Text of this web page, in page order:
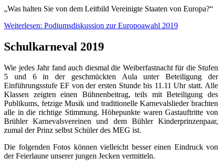
„Was halten Sie von dem Leitbild Vereinigte Staaten von Europa?“
Weiterlesen: Podiumsdiskussion zur Europoawahl 2019
Schulkarneval 2019
Wie jedes Jahr fand auch diesmal die Weiberfastnacht für die Stufen
5 und 6 in der geschmückten Aula unter Beteiligung der
Einführungsstufe EF von der ersten Stunde bis 11.11 Uhr statt. Alle
Klassen zeigten einen Bühnenbeitrag, teils mit Beteiligung des
Publikums, fetzige Musik und traditionelle Karnevalslieder brachten
alle in die richtige Stimmung. Höhepunkte waren Gastauftritte von
Brühler Karnevalsvereinen und dem Bühler Kinderprinzenpaar,
zumal der Prinz selbst Schüler des MEG ist.
Die folgenden Fotos können vielleicht besser einen Eindruck von
der Feierlaune unserer jungen Jecken vermitteln.